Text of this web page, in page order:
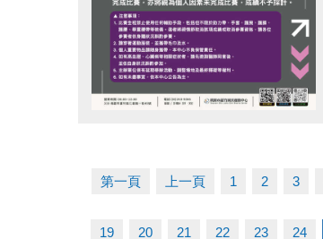
第一頁 上一頁 1 2 3
19 20 21 22 23 24